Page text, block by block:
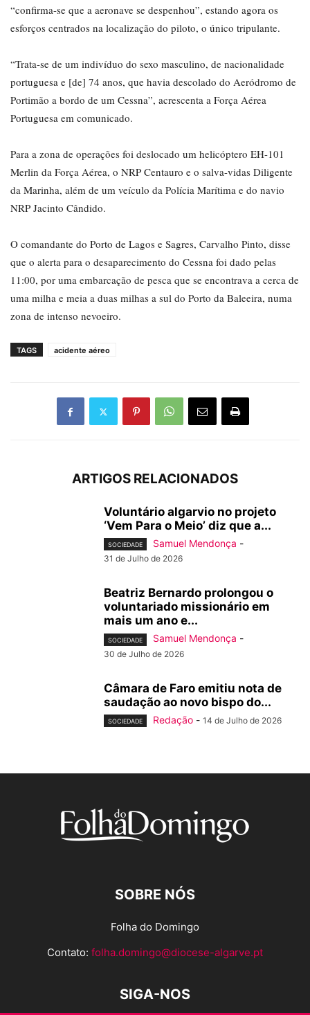
“confirma-se que a aeronave se despenhou”, estando agora os
esforços centrados na localização do piloto, o único tripulante.
“Trata-se de um indivíduo do sexo masculino, de nacionalidade
portuguesa e [de] 74 anos, que havia descolado do Aeródromo de
Portimão a bordo de um Cessna”, acrescenta a Força Aérea
Portuguesa em comunicado.
Para a zona de operações foi deslocado um helicóptero EH-101
Merlin da Força Aérea, o NRP Centauro e o salva-vidas Diligente
da Marinha, além de um veículo da Polícia Marítima e do navio
NRP Jacinto Cândido.
O comandante do Porto de Lagos e Sagres, Carvalho Pinto, disse
que o alerta para o desaparecimento do Cessna foi dado pelas
11:00, por uma embarcação de pesca que se encontrava a cerca de
uma milha e meia a duas milhas a sul do Porto da Baleeira, numa
zona de intenso nevoeiro.
TAGS acidente aéreo
ARTIGOS RELACIONADOS
Voluntário algarvio no projeto
‘Vem Para o Meio’ diz que a...
SOCIEDADE Samuel Mendonça -
31 de Julho de 2026
Beatriz Bernardo prolongou o
voluntariado missionário em
mais um ano e...
SOCIEDADE Samuel Mendonça -
30 de Julho de 2026
Câmara de Faro emitiu nota de
saudação ao novo bispo do...
SOCIEDADE Redação - 14 de Julho de 2026
SOBRE NÓS
Folha do Domingo
Contato: folha.domingo@diocese-algarve.pt
SIGA-NOS